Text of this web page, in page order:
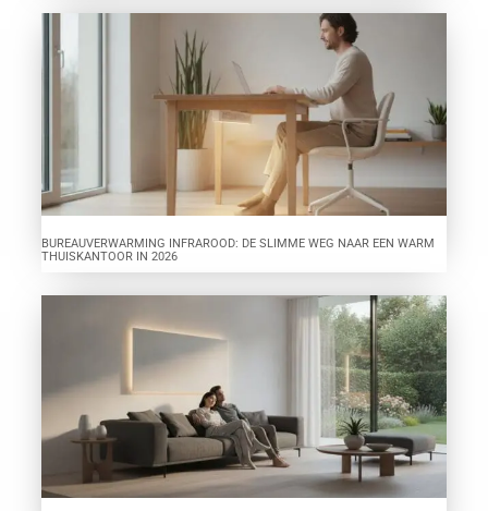
BUREAUVERWARMING INFRAROOD: DE SLIMME WEG NAAR EEN WARM
THUISKANTOOR IN 2026